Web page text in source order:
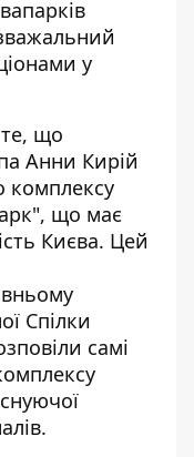
у
що
Анни Кирій
комплексу
, що має
Києва. Цей
Спілки
самі